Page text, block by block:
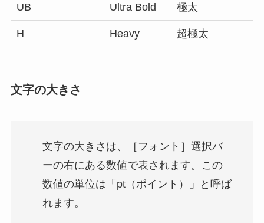
UB Ultra Bold 極太
H Heavy 超極太
文字の大きさ
文字の大きさは、［フォント］選択バ
ーの右にある数値で表されます。この
数値の単位は「pt（ポイント）」と呼ば
れます。